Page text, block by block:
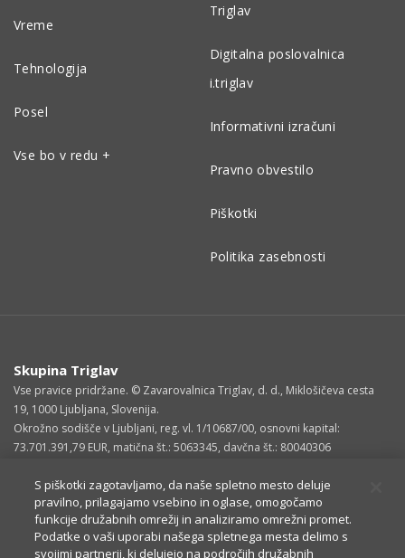
Vreme
Tehnologija
Posel
Vse bo v redu +
Triglav
Digitalna poslovalnica
i.triglav
Informativni izračuni
Pravno obvestilo
Piškotki
Politika zasebnosti
Skupina Triglav
Vse pravice pridržane. © Zavarovalnica Triglav, d. d., Miklošičeva cesta
19, 1000 Ljubljana, Slovenija.
Okrožno sodišče v Ljubljani, reg. vl. 1/10687/00, osnovni kapital:
73.701.391,79 EUR, matična št.: 5063345, davčna št.: 80040306
S piškotki zagotavljamo, da naše spletno mesto deluje
pravilno, prilagajamo vsebino in oglase, omogočamo
funkcije družabnih omrežij in analiziramo omrežni promet.
Podatke o vaši uporabi našega spletnega mesta delimo s
svojimi partnerji, ki delujejo na področjih družabnih